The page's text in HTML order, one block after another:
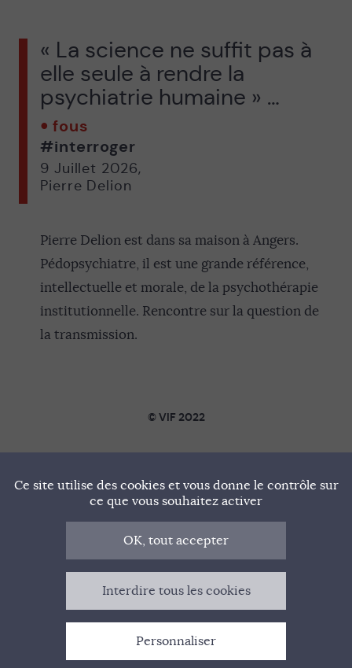
« La science ne suffit pas à
elle seule à rendre la
psychiatrie humaine » …
fous
#interroger
9 Juillet 2026,
Pierre Delion
Pierre Delion est dans sa maison à Angers.
Pédopsychiatre, il est une grande référence,
intellectuelle et morale, de la psychothérapie
institutionnelle. Rencontre sur la question de
la transmission.
© VIF 2022
SOUTENIR VIF
NOTRE MANIFESTE
QUI SOMMES-NOUS ?
MENTIONS LÉGALES
CONTACT
Ce site utilise des cookies et vous donne le contrôle sur
ce que vous souhaitez activer
OK, tout accepter
Interdire tous les cookies
Personnaliser